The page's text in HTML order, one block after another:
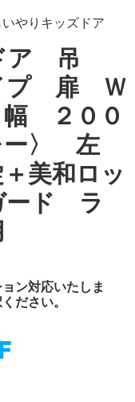
やりキッズドア
ア 吊
プ 扉 Ｗ
２００
ー〉 左
美和ロッ
ード ラ
ン対応いたしま
ださい。